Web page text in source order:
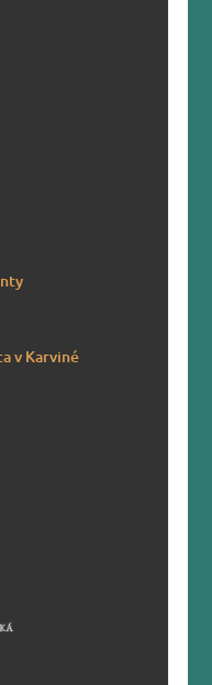
v Karviné